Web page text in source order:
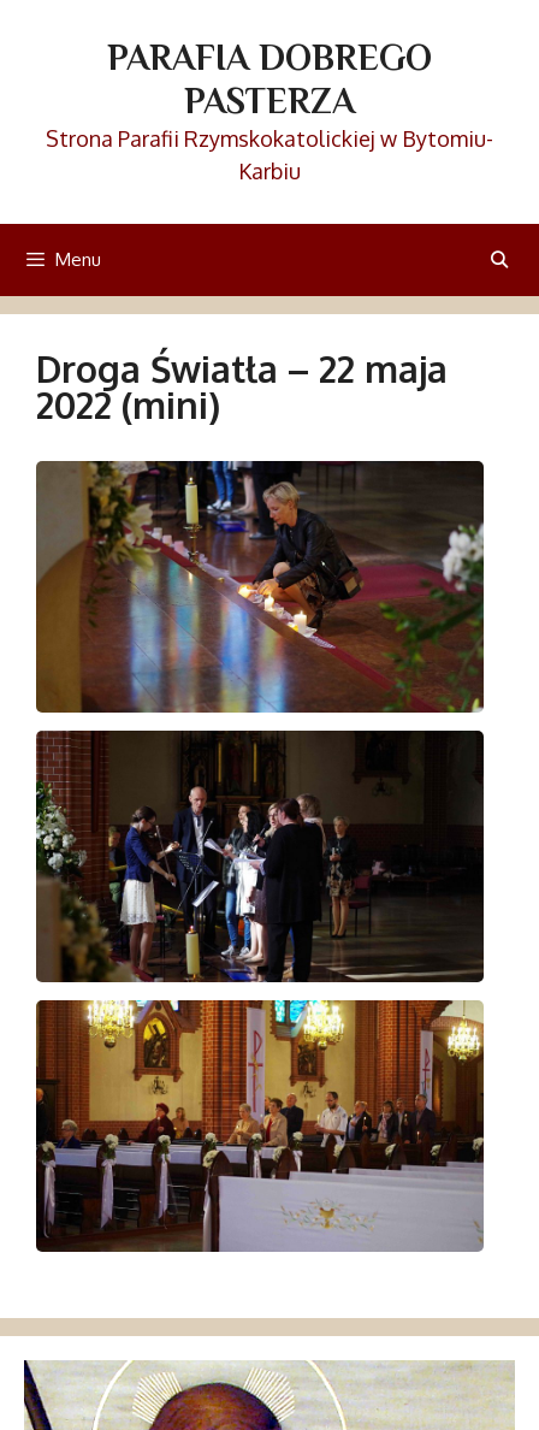
PARAFIA DOBREGO
PASTERZA
Strona Parafii Rzymskokatolickiej w Bytomiu-
Karbiu
Menu
Droga Światła – 22 maja
2022 (mini)